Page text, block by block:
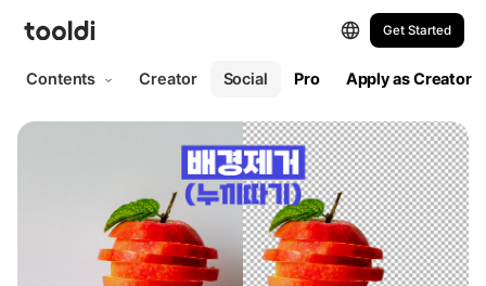
Get Started
Contents Creator Social Pro Apply as Creator